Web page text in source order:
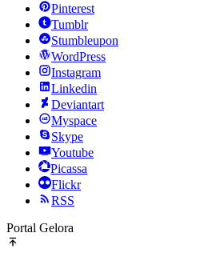
Pinterest
Tumblr
Stumbleupon
WordPress
Instagram
Linkedin
Deviantart
Myspace
Skype
Youtube
Picassa
Flickr
RSS
Portal Gelora